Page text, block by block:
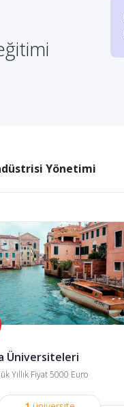
Yönetimi
Üniversiteleri
Yıllık Fiyat 5000 Euro